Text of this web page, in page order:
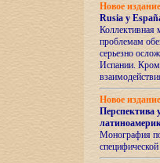
Новое
Rusia y
Коллективная
проблемам
серьезно
Испании.
Новое
Перспектива
Монография